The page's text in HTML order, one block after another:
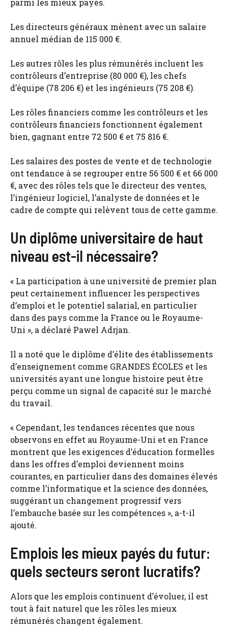
parmi les mieux payés.
Les directeurs généraux mènent avec un salaire
annuel médian de 115 000 €.
Les autres rôles les plus rémunérés incluent les
contrôleurs d’entreprise (80 000 €), les chefs
d’équipe (78 206 €) et les ingénieurs (75 208 €).
Les rôles financiers comme les contrôleurs et les
contrôleurs financiers fonctionnent également
bien, gagnant entre 72 500 € et 75 816 €.
Les salaires des postes de vente et de technologie
ont tendance à se regrouper entre 56 500 € et 66 000
€, avec des rôles tels que le directeur des ventes,
l’ingénieur logiciel, l’analyste de données et le
cadre de compte qui relèvent tous de cette gamme.
Un diplôme universitaire de haut
niveau est-il nécessaire?
« La participation à une université de premier plan
peut certainement influencer les perspectives
d’emploi et le potentiel salarial, en particulier
dans des pays comme la France ou le Royaume-
Uni », a déclaré Pawel Adrjan.
Il a noté que le diplôme d’élite des établissements
d’enseignement comme GRANDES ÉCOLES et les
universités ayant une longue histoire peut être
perçu comme un signal de capacité sur le marché
du travail.
« Cependant, les tendances récentes que nous
observons en effet au Royaume-Uni et en France
montrent que les exigences d’éducation formelles
dans les offres d’emploi deviennent moins
courantes, en particulier dans des domaines élevés
comme l’informatique et la science des données,
suggérant un changement progressif vers
l’embauche basée sur les compétences », a-t-il
ajouté.
Emplois les mieux payés du futur:
quels secteurs seront lucratifs?
Alors que les emplois continuent d’évoluer, il est
tout à fait naturel que les rôles les mieux
rémunérés changent également.